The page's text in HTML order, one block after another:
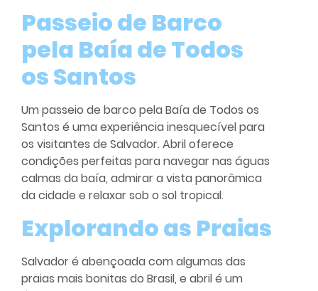
Passeio de Barco
pela Baía de Todos
os Santos
Um passeio de barco pela Baía de Todos os
Santos é uma experiência inesquecível para
os visitantes de Salvador. Abril oferece
condições perfeitas para navegar nas águas
calmas da baía, admirar a vista panorâmica
da cidade e relaxar sob o sol tropical.
Explorando as Praias
Salvador é abençoada com algumas das
praias mais bonitas do Brasil, e abril é um